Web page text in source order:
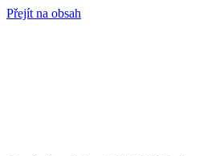
Přejít na obsah